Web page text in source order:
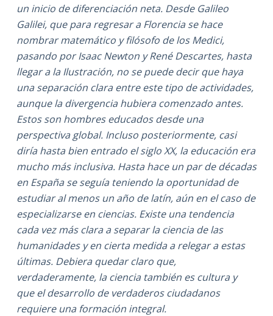
un inicio de diferenciación neta. Desde Galileo
Galilei, que para regresar a Florencia se hace
nombrar matemático y filósofo de los Medici,
pasando por Isaac Newton y René Descartes, hasta
llegar a la Ilustración, no se puede decir que haya
una separación clara entre este tipo de actividades,
aunque la divergencia hubiera comenzado antes.
Estos son hombres educados desde una
perspectiva global. Incluso posteriormente, casi
diría hasta bien entrado el siglo XX, la educación era
mucho más inclusiva. Hasta hace un par de décadas
en España se seguía teniendo la oportunidad de
estudiar al menos un año de latín, aún en el caso de
especializarse en ciencias. Existe una tendencia
cada vez más clara a separar la ciencia de las
humanidades y en cierta medida a relegar a estas
últimas. Debiera quedar claro que,
verdaderamente, la ciencia también es cultura y
que el desarrollo de verdaderos ciudadanos
requiere una formación integral.